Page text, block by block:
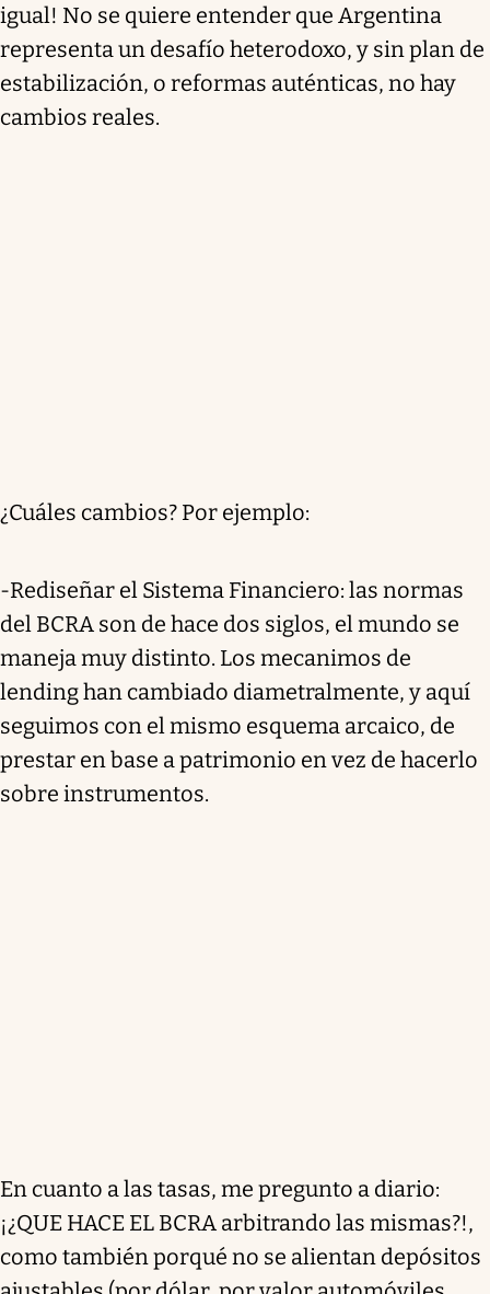
igual! No se quiere entender que Argentina
representa un desafío heterodoxo, y sin plan de
estabilización, o reformas auténticas, no hay
cambios reales.
¿Cuáles cambios? Por ejemplo:
-Rediseñar el Sistema Financiero: las normas
del BCRA son de hace dos siglos, el mundo se
maneja muy distinto. Los mecanimos de
lending han cambiado diametralmente, y aquí
seguimos con el mismo esquema arcaico, de
prestar en base a patrimonio en vez de hacerlo
sobre instrumentos.
En cuanto a las tasas, me pregunto a diario:
¡¿QUE HACE EL BCRA arbitrando las mismas?!,
como también porqué no se alientan depósitos